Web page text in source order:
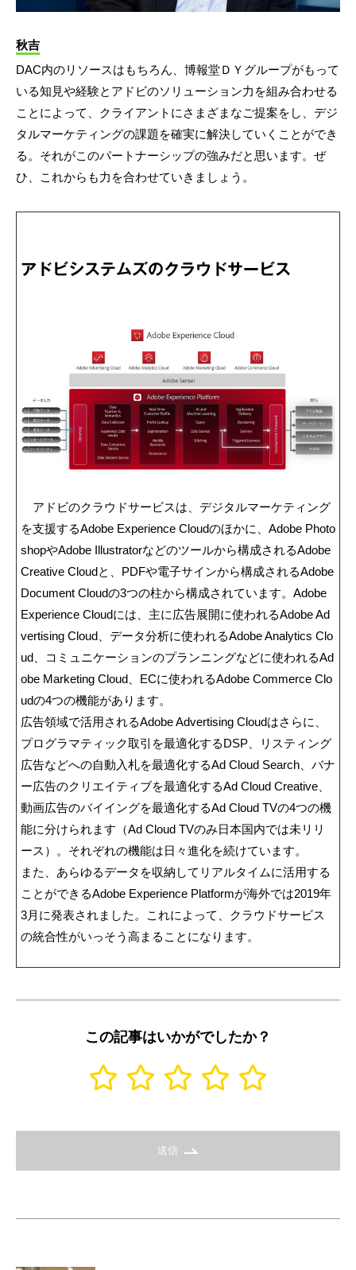
秋吉
DAC内のリソースはもちろん、博報堂ＤＹグループがもって
いる知見や経験とアドビのソリューション力を組み合わせる
ことによって、クライアントにさまざまなご提案をし、デジ
タルマーケティングの課題を確実に解決していくことができ
る。それがこのパートナーシップの強みだと思います。ぜ
ひ、これからも力を合わせていきましょう。
アドビシステムズのクラウドサービス
アドビのクラウドサービスは、デジタルマーケティング
を支援するAdobe Experience Cloudのほかに、Adobe Photo
shopやAdobe Illustratorなどのツールから構成されるAdobe
Creative Cloudと、PDFや電子サインから構成されるAdobe
Document Cloudの3つの柱から構成されています。Adobe
Experience Cloudには、主に広告展開に使われるAdobe Ad
vertising Cloud、データ分析に使われるAdobe Analytics Clo
ud、コミュニケーションのプランニングなどに使われるAd
obe Marketing Cloud、ECに使われるAdobe Commerce Clo
udの4つの機能があります。
広告領域で活用されるAdobe Advertising Cloudはさらに、
プログラマティック取引を最適化するDSP、リスティング
広告などへの自動入札を最適化するAd Cloud Search、バナ
ー広告のクリエイティブを最適化するAd Cloud Creative、
動画広告のバイイングを最適化するAd Cloud TVの4つの機
能に分けられます（Ad Cloud TVのみ日本国内では未リリ
ース）。それぞれの機能は日々進化を続けています。
また、あらゆるデータを収納してリアルタイムに活用する
ことができるAdobe Experience Platformが海外では2019年
3月に発表されました。これによって、クラウドサービス
の統合性がいっそう高まることになります。
この記事はいかがでしたか？
送信